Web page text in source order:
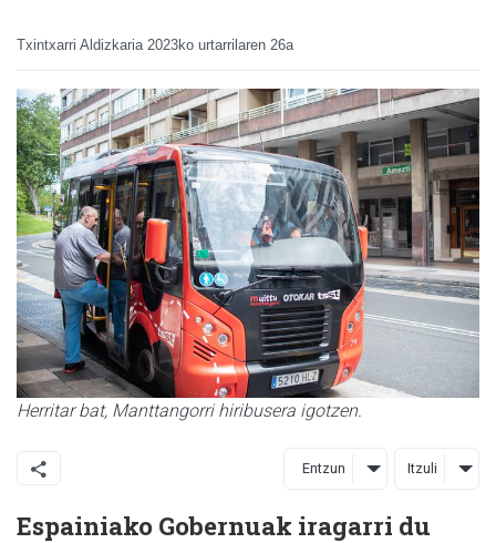
Txintxarri Aldizkaria 2023ko urtarrilaren 26a
Herritar bat, Manttangorri hiribusera igotzen.
Entzun Itzuli
Espainiako Gobernuak iragarri du